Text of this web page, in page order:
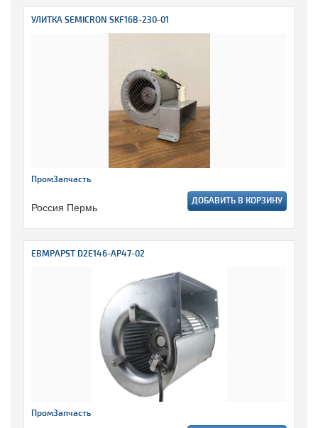
УЛИТКА SEMICRON SKF16B-230-01
ПромЗапчасть
Россия Пермь ДОБАВИТЬ В КОРЗИНУ
EBMPAPST D2E146-AP47-02
ПромЗапчасть